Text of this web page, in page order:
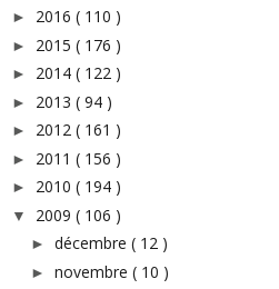
► 2016 ( 110 )
► 2015 ( 176 )
► 2014 ( 122 )
► 2013 ( 94 )
► 2012 ( 161 )
► 2011 ( 156 )
► 2010 ( 194 )
▼ 2009 ( 106 )
► décembre ( 12 )
► novembre ( 10 )